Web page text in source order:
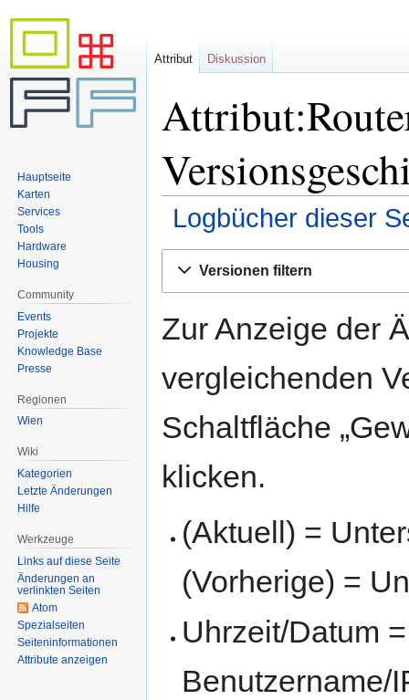
Logbücher dieser
Navigation
Suche
Versionen filtern
Zur Anzeige der
vergleichenden
Schaltfläche
klicken.
(Aktuell) =
(Vorherige) =
Uhrzeit/Datum
Benutzername/
Attribut Diskussion
Hauptseite
Karten
Services
Tools
Hardware
Housing
Community
Events
Projekte
Knowledge Base
Presse
Regionen
Wien
Wiki
Kategorien
Letzte Änderungen
Hilfe
Werkzeuge
Links auf diese Seite
Änderungen an
verlinkten Seiten
Atom
Spezialseiten
Seiten­informationen
Attribute anzeigen